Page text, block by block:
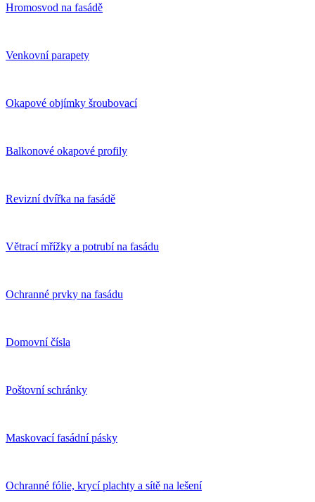
Hromosvod na fasádě
Venkovní parapety
Okapové objímky šroubovací
Balkonové okapové profily
Revizní dvířka na fasádě
Větrací mřížky a potrubí na fasádu
Ochranné prvky na fasádu
Domovní čísla
Poštovní schránky
Maskovací fasádní pásky
Ochranné fólie, krycí plachty a sítě na lešení